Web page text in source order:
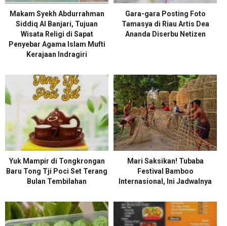
Makam Syekh Abdurrahman
Siddiq Al Banjari, Tujuan
Wisata Religi di Sapat
Penyebar Agama Islam Mufti
Kerajaan Indragiri
Gara-gara Posting Foto
Tamasya di Riau Artis Dea
Ananda Diserbu Netizen
Yuk Mampir di Tongkrongan
Baru Tong Tji Poci Set Terang
Bulan Tembilahan
Mari Saksikan! Tubaba
Festival Bamboo
Internasional, Ini Jadwalnya